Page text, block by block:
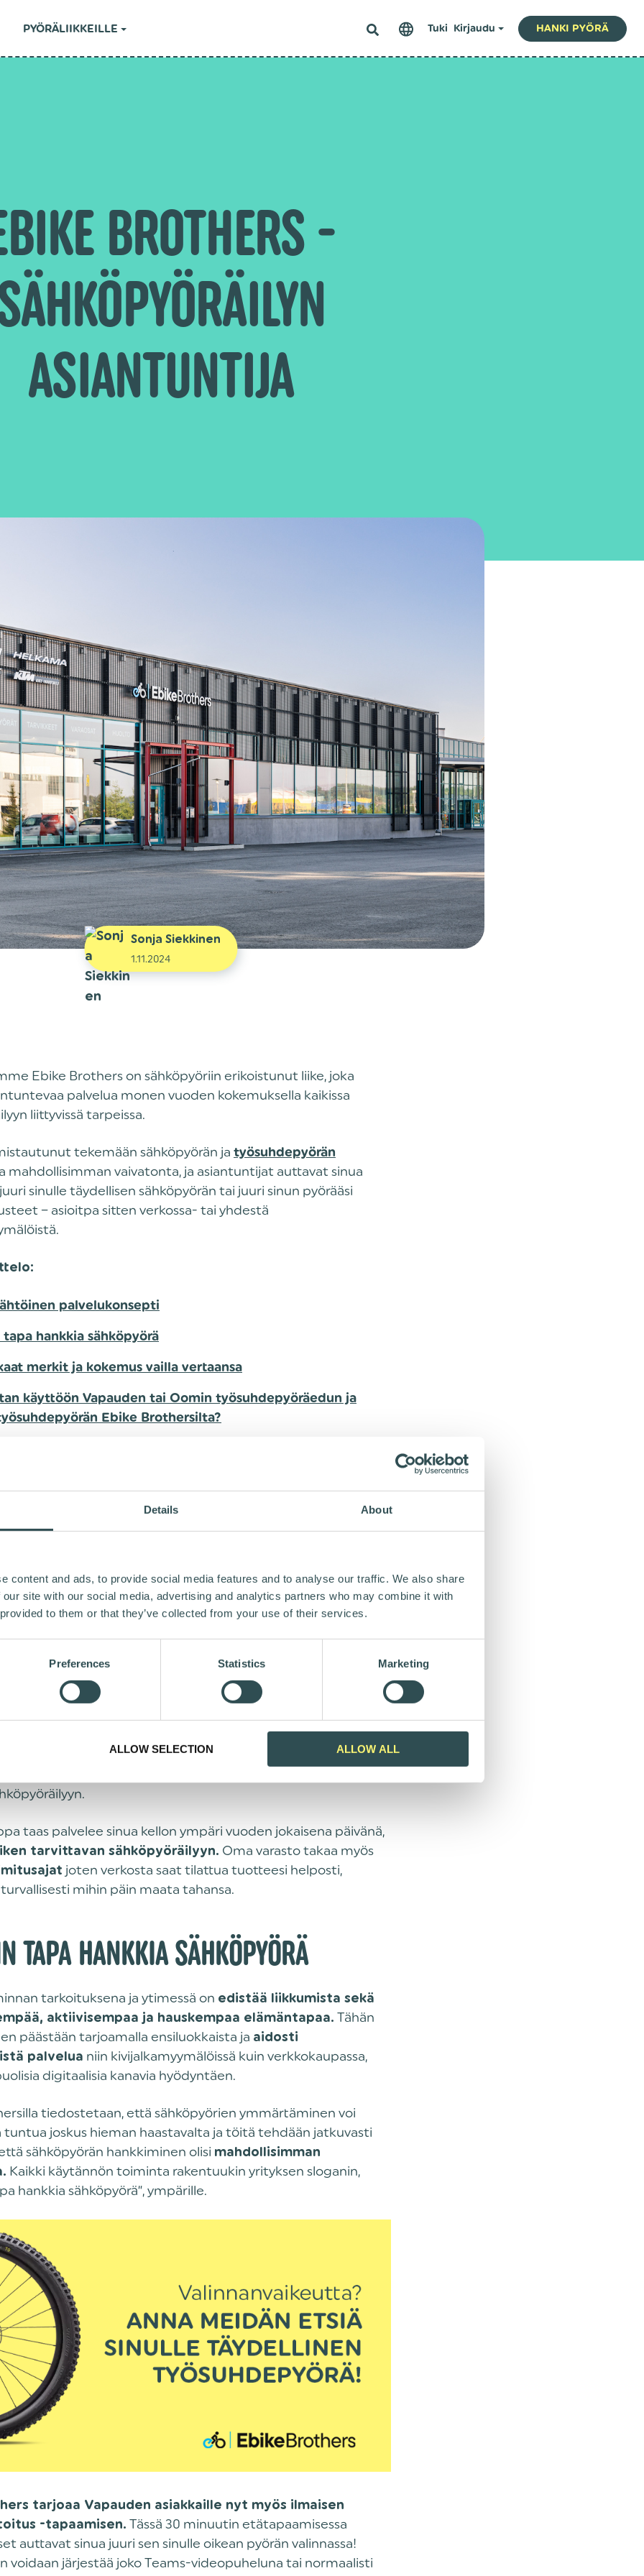
Details About
content and ads, to provide social media features and to analyse our traffic. We also share
site with our social media, advertising and analytics partners who may combine it with
to them or that they’ve collected from your use of their services.
Preferences Statistics Marketing
ALLOW SELECTION ALLOW ALL
PYÖRÄLIIKKEILLE Tuki Kirjaudu HANKI PYÖRÄ
BROTHERS -
ASIANTUNTIJA
Sonja Siekkinen
1.11.2024
Ebike Brothers on sähköpyöriin erikoistunut liike, joka
palvelua monen vuoden kokemuksella kaikissa
liittyvissä tarpeissa.
tekemään sähköpyörän ja työsuhdepyörän
mahdollisimman vaivatonta, ja asiantuntijat auttavat sinua
sinulle täydellisen sähköpyörän tai juuri sinun pyörääsi
– asioitpa sitten verkossa- tai yhdestä
palvelukonsepti
hankkia sähköpyörä
merkit ja kokemus vailla vertaansa
käyttöön Vapauden tai Oomin työsuhdepyöräedun ja
Ebike Brothersilta?
on sähköpyörien erikoisliike, joka tarjoaa asiakkailleen
palvelua ja monipuolisia sähköpyöräratkaisujaniin
kuin vapaa-ajan seikkailuihin. Tavoitteena onkin tarjota
ja asiantuntevaa palvelua kunkin asiakkaan tarpeen mukaan.
tehdä aina hieman paremmin, kuin mihin on totuttu - ja
on myös Ebike Brothersin palvelukonsepti rakennettu.
Tampereella,Espoossa,
, joissa voit tutustua laajaan valikoimaan koeajo- ja
taas palvelee sinua kellon ympäri vuoden jokaisena päivänä,
tarvittavan sähköpyöräilyyn. Oma varasto takaa myös
joten verkosta saat tilattua tuotteesi helposti,
mihin päin maata tahansa.
TAPA HANKKIA SÄHKÖPYÖRÄ
tarkoituksena ja ytimessä on edistää liikkumista sekä
aktiivisempaa ja hauskempaa elämäntapaa. Tähän
päästään tarjoamalla ensiluokkaista ja aidosti
palvelua niin kivijalkamyymälöissä kuin verkkokaupassa,
digitaalisia kanavia hyödyntäen.
tiedostetaan, että sähköpyörien ymmärtäminen voi
tuntua joskus hieman haastavalta ja töitä tehdään jatkuvasti
sähköpyörän hankkiminen olisi mahdollisimman
Kaikki käytännön toiminta rakentuukin yrityksen sloganin,
hankkia sähköpyörä”, ympärille.
tarjoaa Vapauden asiakkaille nyt myös ilmaisen
-tapaamisen. Tässä 30 minuutin etätapaamisessa
auttavat sinua juuri sen sinulle oikean pyörän valinnassa!
voidaan järjestää joko Teams-videopuheluna tai normaalisti